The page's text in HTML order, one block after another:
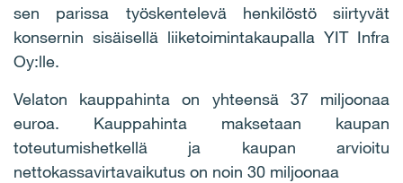
sen parissa työskentelevä henkilöstö siirtyvät
konsernin sisäisellä liiketoimintakaupalla YIT Infra
Oy:lle.
Velaton kauppahinta on yhteensä 37 miljoonaa
euroa. Kauppahinta maksetaan kaupan
toteutumishetkellä ja kaupan arvioitu
nettokassavirtavaikutus on noin 30 miljoonaa